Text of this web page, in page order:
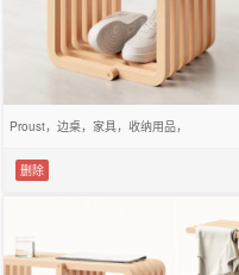
Proust，边桌，家具，收纳用品，
删除